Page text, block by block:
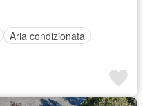
Aria condizionata